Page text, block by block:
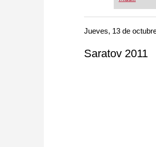
more
approach
Jueves, 13 de
Saratov 2011